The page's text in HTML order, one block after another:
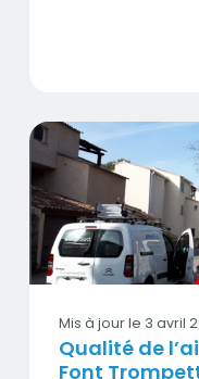
Qualité de l’air à
Mis à jour le 3 avril
Qualité de
Font